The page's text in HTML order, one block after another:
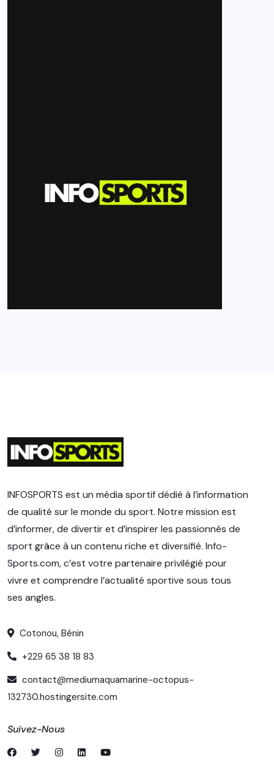
INFOSPORTS est un média sportif dédié à l’information
de qualité sur le monde du sport. Notre mission est
d’informer, de divertir et d’inspirer les passionnés de
sport grâce à un contenu riche et diversifié. Info-
Sports.com, c’est votre partenaire privilégié pour
vivre et comprendre l’actualité sportive sous tous
ses angles.
Cotonou, Bénin
+229 65 38 18 83
contact@mediumaquamarine-octopus-
132730.hostingersite.com
Suivez-Nous